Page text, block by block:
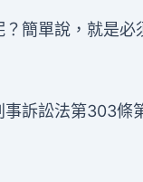
簡單說，就是必
事訴訟法第303條